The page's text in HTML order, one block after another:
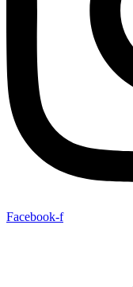
Facebook-f